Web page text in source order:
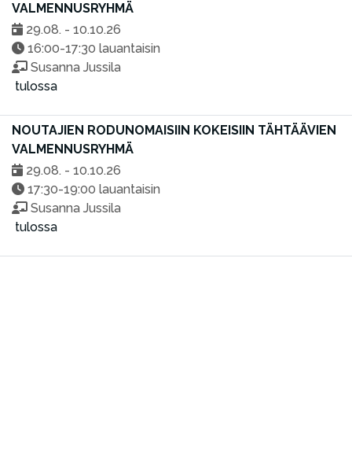
VALMENNUSRYHMÄ
29.08. - 10.10.26
16:00-17:30 lauantaisin
Susanna Jussila
tulossa
NOUTAJIEN RODUNOMAISIIN KOKEISIIN TÄHTÄÄVIEN
VALMENNUSRYHMÄ
29.08. - 10.10.26
17:30-19:00 lauantaisin
Susanna Jussila
tulossa